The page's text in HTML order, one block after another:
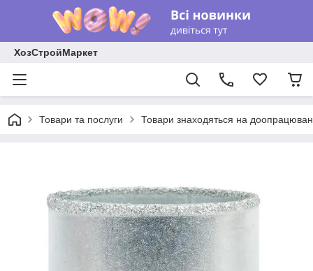
ХозСтройМаркет
Товари та послуги Товари знаходяться на